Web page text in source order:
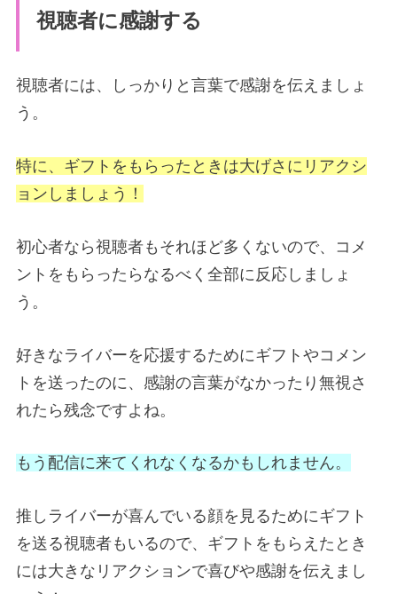
視聴者に感謝する
視聴者には、しっかりと言葉で感謝を伝えましょ
う。
特に、ギフトをもらったときは大げさにリアクシ
ョンしましょう！
初心者なら視聴者もそれほど多くないので、コメ
ントをもらったらなるべく全部に反応しましょ
う。
好きなライバーを応援するためにギフトやコメン
トを送ったのに、感謝の言葉がなかったり無視さ
れたら残念ですよね。
もう配信に来てくれなくなるかもしれません。
推しライバーが喜んでいる顔を見るためにギフト
を送る視聴者もいるので、ギフトをもらえたとき
には大きなリアクションで喜びや感謝を伝えまし